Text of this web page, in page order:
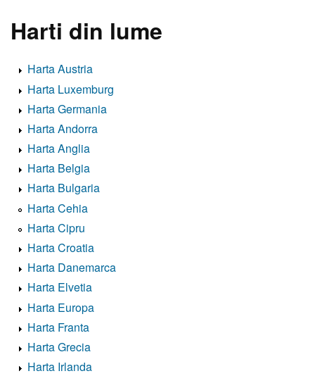
Harti din lume
Harta Austria
Harta Luxemburg
Harta Germania
Harta Andorra
Harta Anglia
Harta Belgia
Harta Bulgaria
Harta Cehia
Harta Cipru
Harta Croatia
Harta Danemarca
Harta Elvetia
Harta Europa
Harta Franta
Harta Grecia
Harta Irlanda